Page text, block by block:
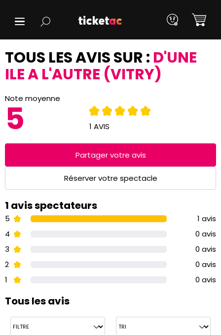
TOUS LES AVIS SUR : D'UNE
ILE A L'AUTRE (VITRY)
Note moyenne
5 1 AVIS
Réserver votre spectacle
Partager votre avis
1 avis spectateurs
5
1 avis
4
0 avis
3
0 avis
2
0 avis
1
0 avis
Tous les avis